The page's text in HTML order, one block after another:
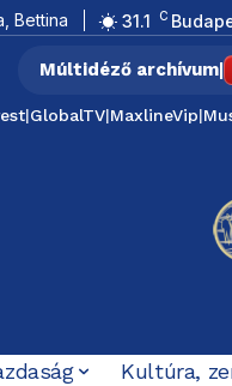
Bettina 31.1 C
Múltidéző archívum|
|GlobalTV|MaxlineVip|
Kultúra,